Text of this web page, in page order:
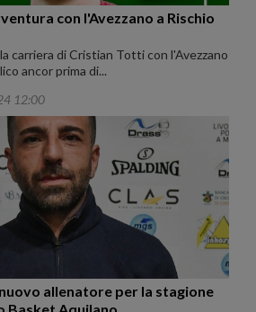
con l'Avezzano a Rischio
carriera di Cristian Totti con l'Avezzano
ancor prima di...
12:00
allenatore per la stagione
Basket Aquilano